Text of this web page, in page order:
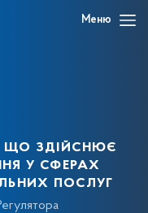
Меню
що здійснює
у сферах
послуг